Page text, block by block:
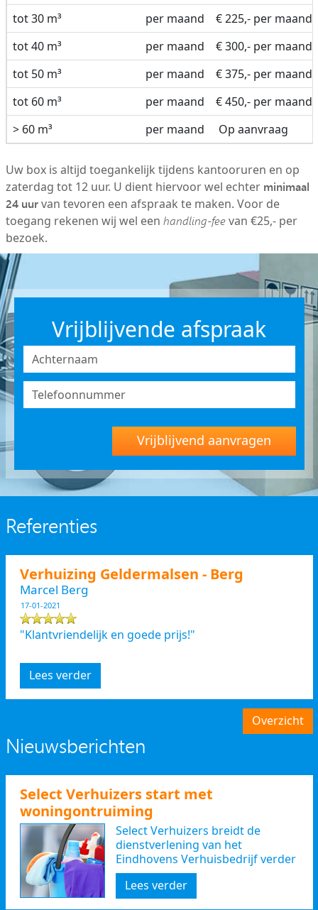
tot 30 m³
per maand
€ 225,- per maand
tot 40 m³
per maand
€ 300,- per maand
tot 50 m³
per maand
€ 375,- per maand
tot 60 m³
per maand
€ 450,- per maand
> 60 m³
per maand Op aanvraag
Uw box is altijd toegankelijk tijdens kantooruren en op
zaterdag tot 12 uur. U dient hiervoor wel echter minimaal
24 uurvan tevoren een afspraak te maken. Voor de
toegang rekenen wij wel een handling-feevan €25,- per
bezoek.
Vrijblijvende afspraak
Vrijblijvend aanvragen
Referenties
Verhuizing Geldermalsen - Berg
Marcel Berg
17-01-2021
"Klantvriendelijk en goede prijs!"
Lees verder
Overzicht
Nieuwsberichten
Select Verhuizers start met
woningontruiming
Select Verhuizers breidt de
dienstverlening van het
Eindhovens Verhuisbedrijf verder
uit
Lees verder